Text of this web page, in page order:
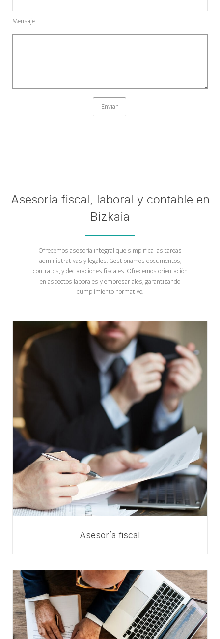
Mensaje
Asesoría fiscal, laboral y contable en
Bizkaia
Ofrecemos asesoría integral que simplifica las tareas
administrativas y legales. Gestionamos documentos,
contratos, y declaraciones fiscales. Ofrecemos orientación
en aspectos laborales y empresariales, garantizando
cumplimiento normativo.
Asesoría fiscal